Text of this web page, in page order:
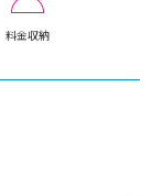
料金収納